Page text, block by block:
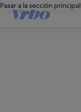
Pasar a la sección principal